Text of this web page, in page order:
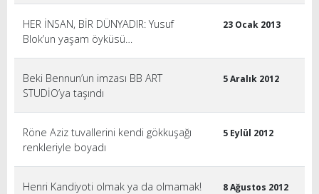
HER İNSAN, BİR DÜNYADIR: Yusuf
Blok’un yaşam öyküsü…
23 Ocak 2013
Beki Bennun’un imzası BB ART
STUDİO’ya taşındı
5 Aralık 2012
Röne Aziz tuvallerini kendi gökkuşağı
renkleriyle boyadı
5 Eylül 2012
Henri Kandiyoti olmak ya da olmamak! 8 Ağustos 2012